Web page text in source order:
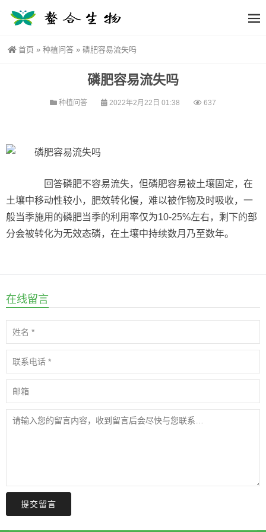
首页 » 种植问答 » 磷肥容易流失吗
磷肥容易流失吗
种植问答 2022年2月22日 01:38 637
回答磷肥不容易流失，但磷肥容易被土壤固定，在
土壤中移动性较小，肥效转化慢，难以被作物及时吸收，一
般当季施用的磷肥当季的利用率仅为10-25%左右，剩下的部
分会被转化为无效态磷，在土壤中持续数月乃至数年。
在线留言
提交留言